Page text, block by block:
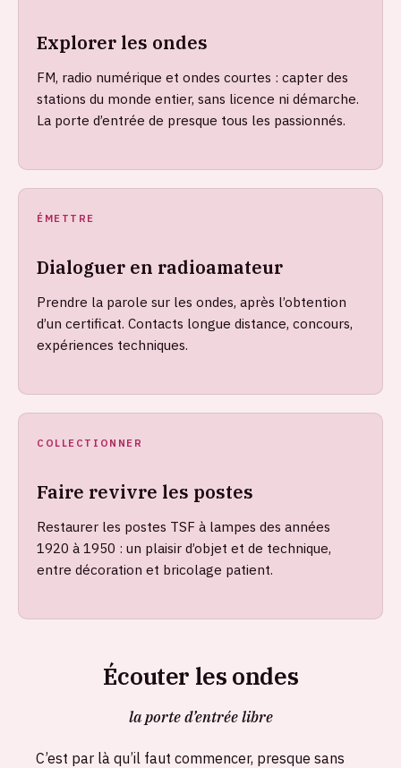
Explorer les ondes
FM, radio numérique et ondes courtes : capter des
stations du monde entier, sans licence ni démarche.
La porte d’entrée de presque tous les passionnés.
ÉMETTRE
Dialoguer en radioamateur
Prendre la parole sur les ondes, après l’obtention
d’un certificat. Contacts longue distance, concours,
expériences techniques.
COLLECTIONNER
Faire revivre les postes
Restaurer les postes TSF à lampes des années
1920 à 1950 : un plaisir d’objet et de technique,
entre décoration et bricolage patient.
Écouter les ondes
la porte d’entrée libre
C’est par là qu’il faut commencer, presque sans